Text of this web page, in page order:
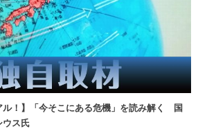
ル！】「今そこにある危機」を読み解く 国
ウス氏